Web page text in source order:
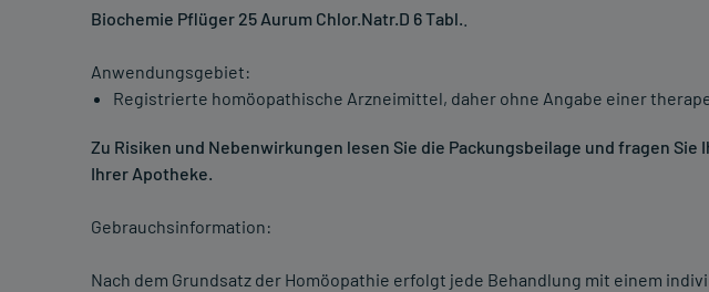
Biochemie Pflüger 25 Aurum Chlor.Natr.D 6 Tabl.
Anwendungsgebiet:
Registrierte homöopathische Arzneimittel, daher ohne Angabe einer
Zu Risiken und Nebenwirkungen lesen Sie die Packungsbeilage und fragen Sie
Ihrer Apotheke.
Gebrauchsinformation:
Nach dem Grundsatz der Homöopathie erfolgt jede Behandlung mit einem